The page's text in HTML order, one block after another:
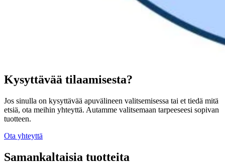
Kysyttävää tilaamisesta?
Jos sinulla on kysyttävää apuvälineen valitsemisessa tai et tiedä mitä
etsiä, ota meihin yhteyttä. Autamme valitsemaan tarpeeseesi sopivan
tuotteen.
Ota yhteyttä
Samankaltaisia tuotteita